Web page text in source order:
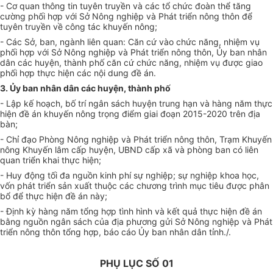
- Cơ quan thông tin tuyên truyền và các tổ chức đoàn thể tăng
cường phối hợp với Sở Nông nghiệp và Phát triển nông thôn để
tuyên truyền về công tác khuyến nông;
- Các Sở, ban, ngành liên quan: Căn cứ vào chức năng, nhiệm vụ
phối hợp với Sở Nông nghiệp và Phát triển nông thôn, Ủy ban nhân
dân các huyện, thành phố căn cứ chức năng, nhiệm vụ được giao
phối hợp thực hiện các nội dung đề án.
3. Ủy ban nhân dân các huyện, thành phố
- Lập kế hoạch, bốtrí ngân sách huyện trung hạn và hàng năm thực
hiện đề án khuyến nông trọng điểm giai đoạn 2015-2020 trên địa
bàn;
- Chỉ đạo Phòng Nông nghiệp và Phát triển nông thôn, Trạm Khuyến
nông Khuyến lâm cấp huyện, UBND cấp xã và phòng ban có liên
quan triển khai thực hiện;
- Huy động tối đa nguồn kinh phí sự nghiệp; sự nghiệp khoa học,
vốn phát triển sản xuất thuộc các chương trình mục tiêu được phân
bổ để thực hiện đề án này;
- Định kỳ hàng năm tổng hợp tình hình và kết quả thực hiện đề án
bằng nguồn ngân sách của địa phương gửi Sở Nông nghiệp và Phát
triển nông thôn tổng hợp, báo cáo Ủy ban nhân dân tỉnh./.
PHỤ LỤC SỐ 01